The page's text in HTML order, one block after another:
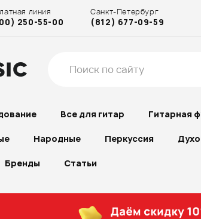
линия
250-55-00
Санкт-Петербург
(812) 677-09-59
Все для гитар Гитарная
Народные Перкуссия
Бренды Статьи